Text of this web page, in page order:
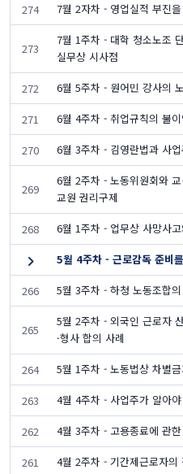
274 7월 2자차 - 영업실적 부진
273
7월 1주차 - 대학 청소노조
실무상 시사점
272 6월 5주차 - 원어민 강사의
271 6월 4주차 - 취업규칙의 불
270 6월 3주차 - 김영란법과 사
269
6월 2주차 - 노동위원회와
교원 권리구제
268
6월 1주차 - 업무상 사망사
5월 4주차 - 근로감독 준비
266 5월 3주차 - 하청 노동조합
265
5월 2주차 - 외국인 근로자
·형사 합의 사례
264 5월 1주차 - 노동법상 차별
263 4월 4주차 - 사업주가 알아
262 4월 3주차 - 고용종료에 관
261 4월 2주차 - 기간제근로자의